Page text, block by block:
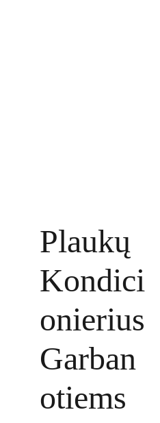
Plaukų
Kondici
onierius
Garban
otiems